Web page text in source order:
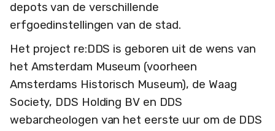
depots van de verschillende
erfgoedinstellingen van de stad.
Het project re:DDS is geboren uit de wens van
het Amsterdam Museum (voorheen
Amsterdams Historisch Museum), de Waag
Society, DDS Holding BV en DDS
webarcheologen van het eerste uur om de DDS